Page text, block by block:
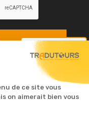
Nous contacter
de ce site vous
on aimerait bien vous